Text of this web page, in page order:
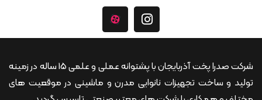
شرکت صدرا پخت آذربایجان با پشتوانه عملی و علمی 15 ساله در زمینه
تولید و ساخت تجهیزات نانوایی مدرن و ماشینی در موقعیت های